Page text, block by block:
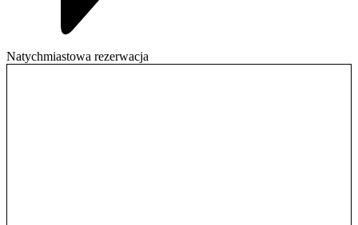
Natychmiastowa rezerwacja